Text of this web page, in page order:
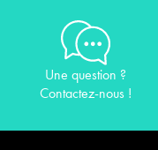
Une question ?
Contactez-nous !